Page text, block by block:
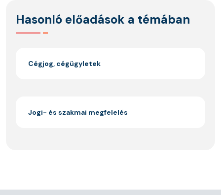
Hasonló előadások a témában
Cégjog, cégügyletek
Jogi- és szakmai megfelelés